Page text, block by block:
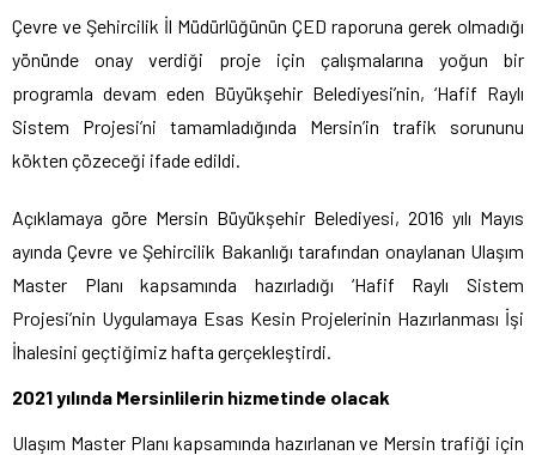
Çevre ve Şehircilik İl Müdürlüğünün ÇED raporuna gerek olmadığı
yönünde onay verdiği proje için çalışmalarına yoğun bir
programla devam eden Büyükşehir Belediyesi’nin, ‘Hafif Raylı
Sistem Projesi’ni tamamladığında Mersin’in trafik sorununu
kökten çözeceği ifade edildi.
Açıklamaya göre Mersin Büyükşehir Belediyesi, 2016 yılı Mayıs
ayında Çevre ve Şehircilik Bakanlığı tarafından onaylanan Ulaşım
Master Planı kapsamında hazırladığı ‘Hafif Raylı Sistem
Projesi’nin Uygulamaya Esas Kesin Projelerinin Hazırlanması İşi
İhalesini geçtiğimiz hafta gerçekleştirdi.
2021 yılında Mersinlilerin hizmetinde olacak
Ulaşım Master Planı kapsamında hazırlanan ve Mersin trafiği için